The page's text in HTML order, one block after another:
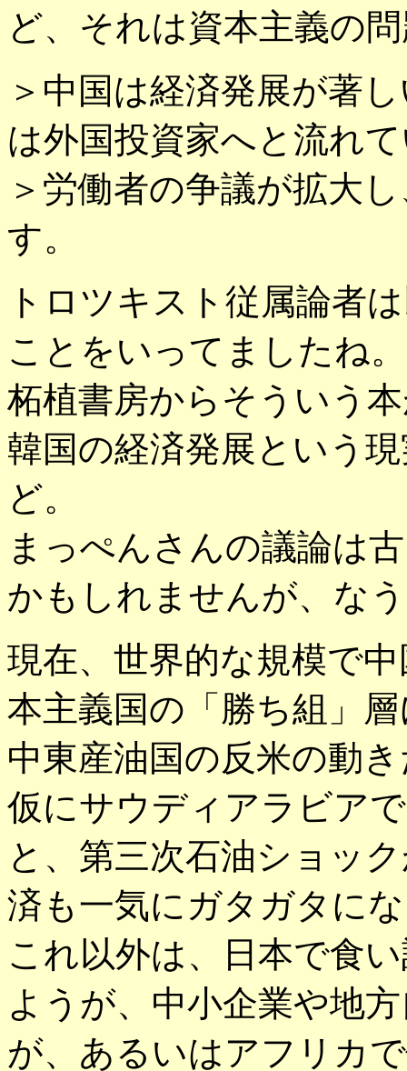
ど、それは資本主義の
＞中国は経済発展が著
は外国投資家へと流れ
＞労働者の争議が拡大
す。
トロツキスト従属論者
ことをいってましたね。
柘植書房からそういう
韓国の経済発展という
ど。
まっぺんさんの議論は
かもしれませんが、な
現在、世界的な規模で
本主義国の「勝ち組」
中東産油国の反米の動
仮にサウディアラビア
と、第三次石油ショッ
済も一気にガタガタに
これ以外は、日本で食
ようが、中小企業や地
が、あるいはアフリカ